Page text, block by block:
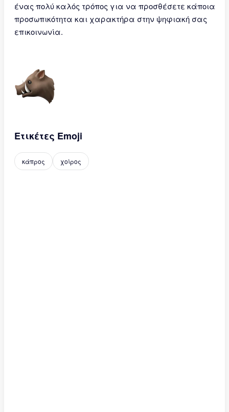
ένας πολύ καλός τρόπος για να προσθέσετε κάποια
προσωπικότητα και χαρακτήρα στην ψηφιακή σας
επικοινωνία.
Ετικέτες Emoji
κάπρος χοίρος